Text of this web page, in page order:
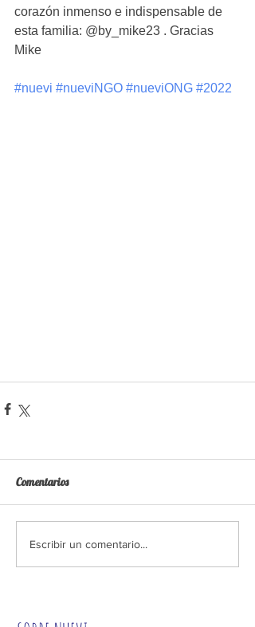
corazón inmenso e indispensable de
esta familia: @by_mike23 . Gracias
Mike
#nuevi #nueviNGO #nueviONG #2022
Comentarios
Escribir un comentario...